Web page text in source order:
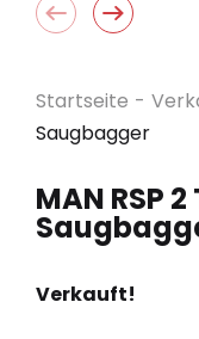
Startseite -
Saugbagger
MAN RSP
Verkauft!